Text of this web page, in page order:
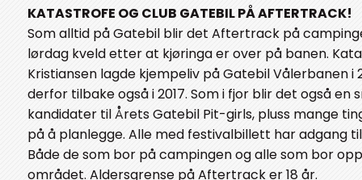
KATASTROFE OG CLUB GATEBIL PÅ AFTERTRACK!
Som alltid på Gatebil blir det Aftertrack på
lørdag kveld etter at kjøringa er over på banen.
Kristiansen lagde kjempeliv på Gatebil Vålerbanen i
derfor tilbake også i 2017. Som i fjor blir det også en
kandidater til Årets Gatebil Pit-girls, pluss mange
på å planlegge. Alle med festivalbillett har adgang
Både de som bor på campingen og alle som bor
området. Aldersgrense på Aftertrack er 18 år.